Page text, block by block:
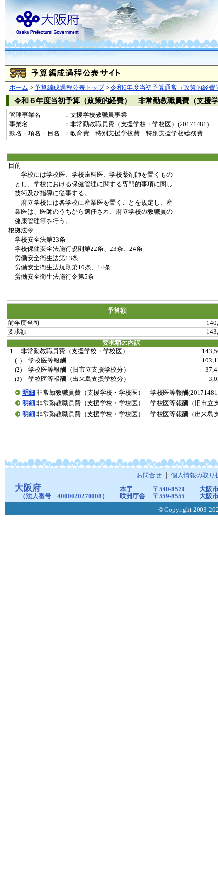
ホーム > 予算編成過程公表トップ> 令和6年度当初予算通常（政策的経費
令和６年度当初予算（政策的経費） 非常勤教職員費（支援
管理事業名
：支援学校教職員事業
事業名
：非常勤教職員費（支援学校・学校医）(20171481)
款名・項名・目名
：教育費 特別支援学校費 特別支援学校総務費
目的
学校には学校医、学校歯科医、学校薬剤師を置くもの
とし、学校における保健管理に関する専門的事項に関し
技術及び指導に従事する。
府立学校には各学校に産業医を置くことを規定し、産
業医は、医師のうちから選任され、府立学校の教職員の
健康管理等を行う。
根拠法令
学校安全法第23条
学校保健安全法施行規則第22条、23条、24条
労働安全衛生法第13条
労働安全衛生法規則第10条、14条
労働安全衛生法施行令第5条
予算額
前年度当初
要求額
要求額の内訳
１ 非常勤教職員費（支援学校・学校医）
(1) 学校医等報酬
(2) 学校医等報酬（旧市立支援学校分）
(3) 学校医等報酬（出来島支援学校分）
明細 非常勤教職員費（支援学校・学校医） 学校医等報酬
明細 非常勤教職員費（支援学校・学校医） 学校医等報酬（旧市立
明細 非常勤教職員費（支援学校・学校医） 学校医等報酬（出来島
お問合せ 個人情報の取り
大阪府
（法人番号 4000020270008）
本庁 〒540-8570
大阪
咲洲庁舎
〒559-8555
大阪
© Copyright 2003-